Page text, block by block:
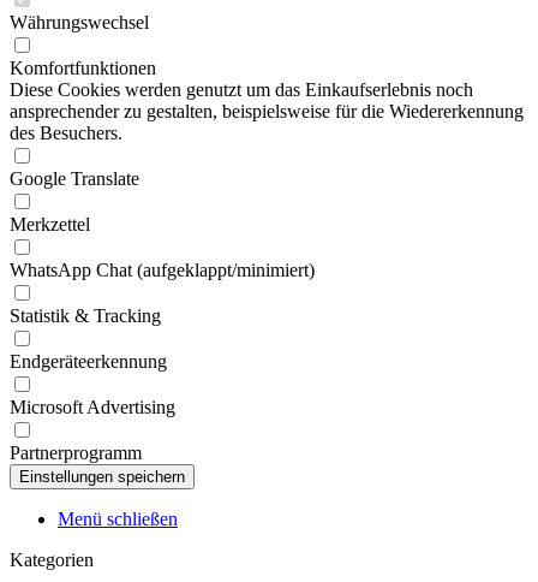
Währungswechsel
Komfortfunktionen
Diese Cookies werden genutzt um das Einkaufserlebnis noch
ansprechender zu gestalten, beispielsweise für die Wiedererkennung
des Besuchers.
Google Translate
Merkzettel
WhatsApp Chat (aufgeklappt/minimiert)
Statistik & Tracking
Endgeräteerkennung
Microsoft Advertising
Partnerprogramm
Menü schließen
Kategorien